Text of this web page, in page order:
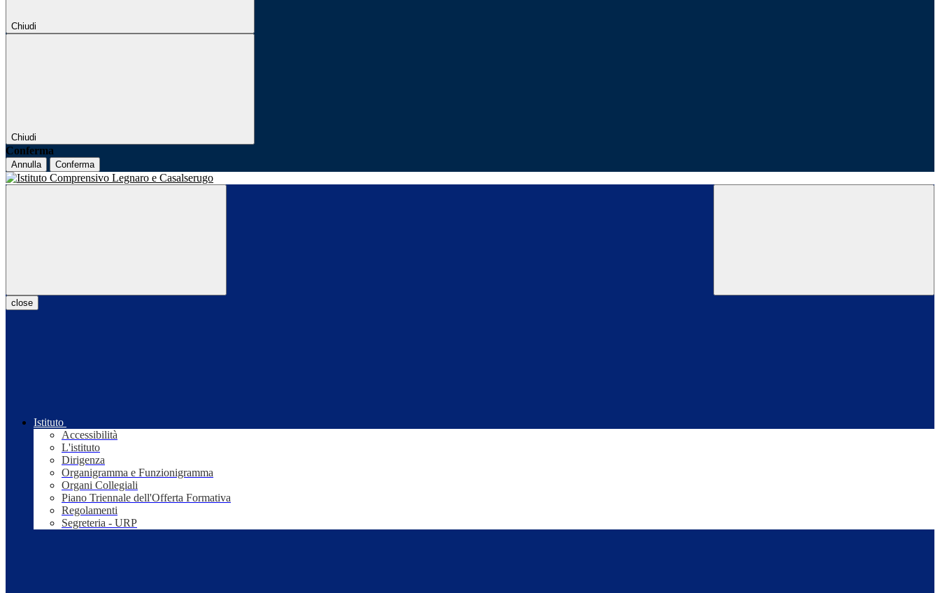
Chiudi
Chiudi
Conferma
Annulla Conferma
close
Istituto
Accessibilità
L'istituto
Dirigenza
Organigramma e Funzionigramma
Organi Collegiali
Piano Triennale dell'Offerta Formativa
Regolamenti
Segreteria - URP